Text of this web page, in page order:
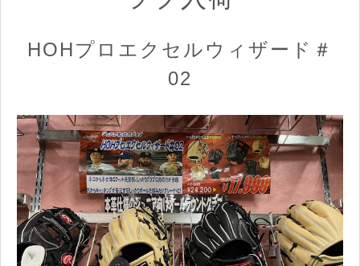
HOHプロエクセルウィザード＃
02